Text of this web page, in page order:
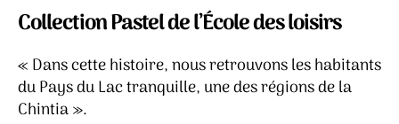
Les
Collection Pastel de l’École des loisirs
« Dans cette histoire, nous retrouvons les habitants
du Pays du Lac tranquille, une des régions de la
Chintia ».